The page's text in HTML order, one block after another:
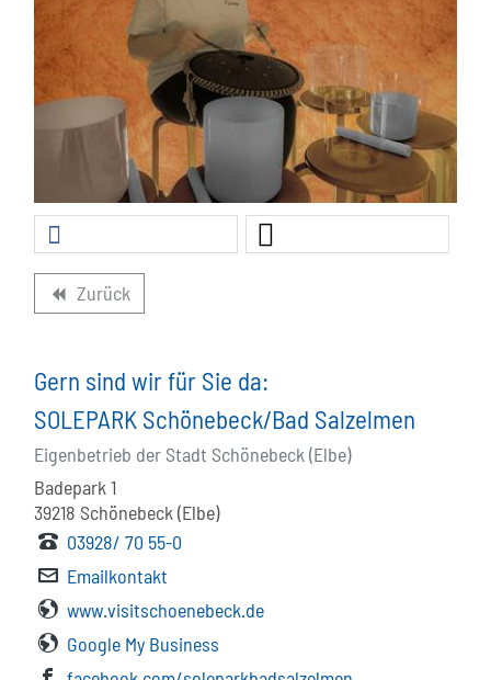
backward Zurück
Gern sind wir für Sie da:
SOLEPARK Schönebeck/Bad Salzelmen
Eigenbetrieb der Stadt Schönebeck (Elbe)
Badepark 1
39218 Schönebeck (Elbe)
03928/ 70 55-0
Emailkontakt
www.visitschoenebeck.de
Google My Business